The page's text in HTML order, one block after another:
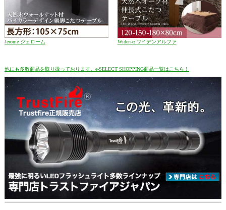
Jerome ジェローム Widen-α ワイデンアルファ
他にも多数商品を取り扱っております。e-SELECT SHOPPING商品一覧はこちら！